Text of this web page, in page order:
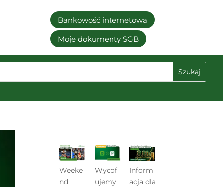
Bankowość internetowa
Moje dokumenty SGB
Weeke
nd
Wycof
ujemy
Inform
acja dla